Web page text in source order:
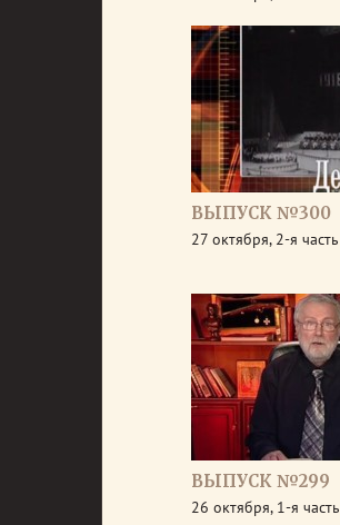
ВЫПУСК №300
27 октября, 2-я часть
ВЫПУСК №299
26 октября, 1-я часть